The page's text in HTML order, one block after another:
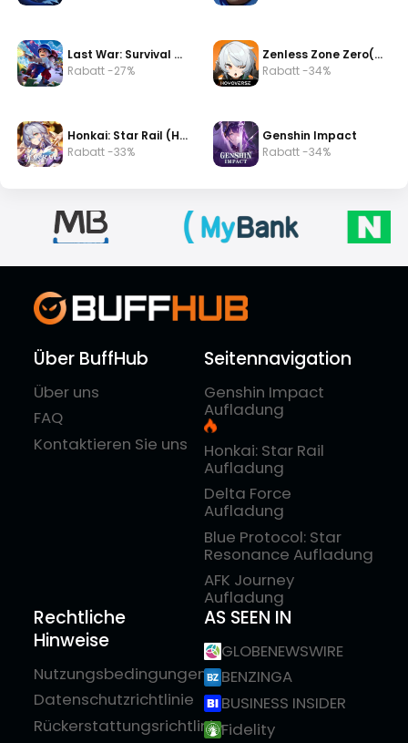
Last War: Survival Game
Rabatt -27%
Zenless Zone Zero(zzz)
Rabatt -34%
Honkai: Star Rail (HSR)
Rabatt -33%
Genshin Impact
Rabatt -34%
Über BuffHub
Über uns
FAQ
Kontaktieren Sie uns
Seitennavigation
Genshin Impact
Aufladung
Honkai: Star Rail
Aufladung
Delta Force
Aufladung
Blue Protocol: Star
Resonance Aufladung
AFK Journey
Aufladung
Rechtliche
Hinweise
Nutzungsbedingungen
Datenschutzrichtlinie
Rückerstattungsrichtlinie
AS SEEN IN
GLOBENEWSWIRE
BENZINGA
BUSINESS INSIDER
Fidelity